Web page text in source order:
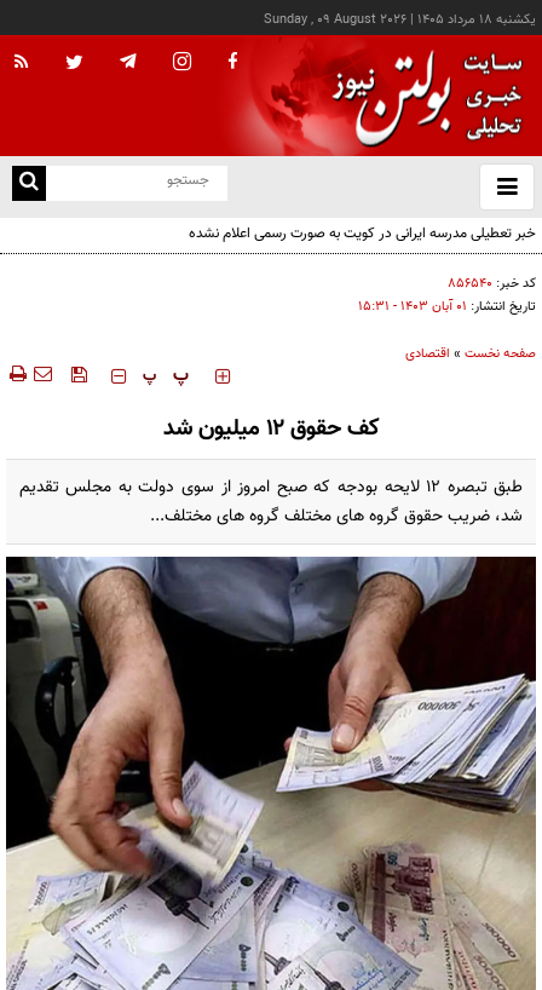
يکشنبه ۱۸ مرداد ۱۴۰۵ |
Sunday , 09 August 2026
باز
و
خبر تعطیلی مدرسه ایرانی در کویت به صورت رسمی اعلام نشده
کد خبر: ۸۵۶۵۴۰
تاریخ انتشار: ۰۱ آبان ۱۴۰۳ - ۱۵:۳۱
صفحه نخست » اقتصادی
‍‍‍ پ پ
کف حقوق ۱۲ میلیون شد
طبق تبصره ۱۲ لایحه بودجه که صبح امروز از سوی دولت به مجلس تقدیم
شد، ضریب حقوق گروه های مختلف گروه های مختلف...